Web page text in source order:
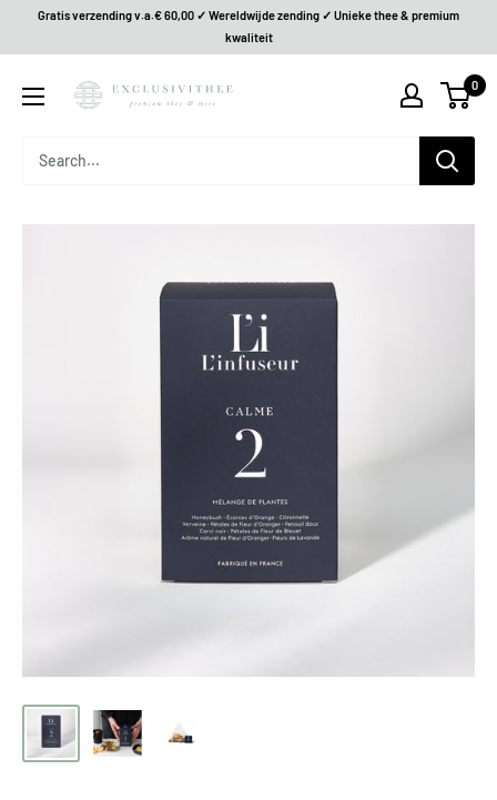
Gratis verzending v.a.€ 60,00 ✓ Wereldwijde zending ✓ Unieke thee & premium
kwaliteit
0